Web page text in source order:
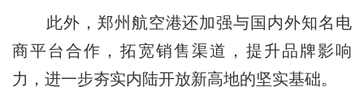
此外，郑州航空港还加强与国内外知名电
商平台合作，拓宽销售渠道，提升品牌影响
力，进一步夯实内陆开放新高地的坚实基础。